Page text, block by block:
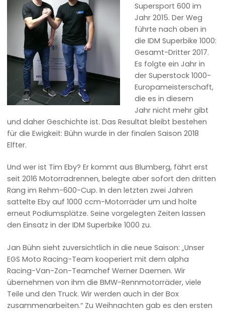
Supersport 600 im
Jahr 2015. Der Weg
führte nach oben in
die IDM Superbike 1000:
Gesamt-Dritter 2017.
Es folgte ein Jahr in
der Superstock 1000-
Europameisterschaft,
die es in diesem
Jahr nicht mehr gibt
und daher Geschichte ist. Das Resultat bleibt bestehen
für die Ewigkeit: Bühn wurde in der finalen Saison 2018
Elfter.
Und wer ist Tim Eby? Er kommt aus Blumberg, fährt erst
seit 2016 Motorradrennen, belegte aber sofort den dritten
Rang im Rehm-600-Cup. In den letzten zwei Jahren
sattelte Eby auf 1000 ccm-Motorräder um und holte
erneut Podiumsplätze. Seine vorgelegten Zeiten lassen
den Einsatz in der IDM Superbike 1000 zu.
Jan Bühn sieht zuversichtlich in die neue Saison: „Unser
EGS Moto Racing-Team kooperiert mit dem alpha
Racing-Van-Zon-Teamchef Werner Daemen. Wir
übernehmen von ihm die BMW-Rennmotorräder, viele
Teile und den Truck. Wir werden auch in der Box
zusammenarbeiten.“ Zu Weihnachten gab es den ersten